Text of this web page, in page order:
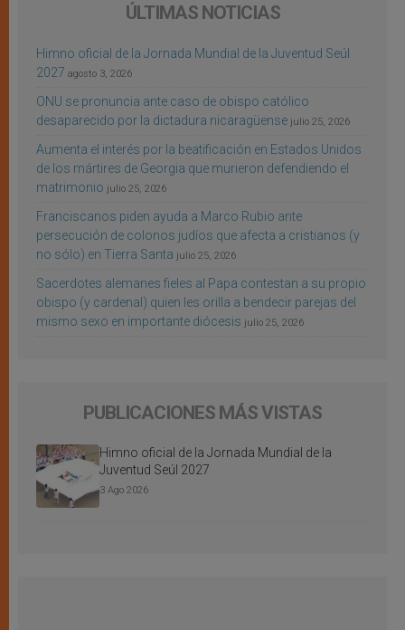
ÚLTIMAS NOTICIAS
Himno oficial de la Jornada Mundial de la Juventud Seúl
2027 agosto 3, 2026
ONU se pronuncia ante caso de obispo católico
desaparecido por la dictadura nicaragüense julio 25, 2026
Aumenta el interés por la beatificación en Estados Unidos
de los mártires de Georgia que murieron defendiendo el
matrimonio julio 25, 2026
Franciscanos piden ayuda a Marco Rubio ante
persecución de colonos judíos que afecta a cristianos (y
no sólo) en Tierra Santa julio 25, 2026
Sacerdotes alemanes fieles al Papa contestan a su propio
obispo (y cardenal) quien les orilla a bendecir parejas del
mismo sexo en importante diócesis julio 25, 2026
PUBLICACIONES MÁS VISTAS
Himno oficial de la Jornada Mundial de la
Juventud Seúl 2027
3 Ago 2026